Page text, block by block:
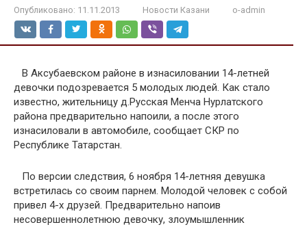
Опубликовано: 11.11.2013 Новости Казани o-admin
В Аксубаевском районе в изнасиловании 14-летней
девочки подозревается 5 молодых людей. Как стало
известно, жительницу д.Русская Менча Нурлатского
района предварительно напоили, а после этого
изнасиловали в автомобиле, сообщает СКР по
Республике Татарстан.
По версии следствия, 6 ноября 14-летняя девушка
встретилась со своим парнем. Молодой человек с собой
привел 4-х друзей. Предварительно напоив
несовершеннолетнюю девочку, злоумышленник